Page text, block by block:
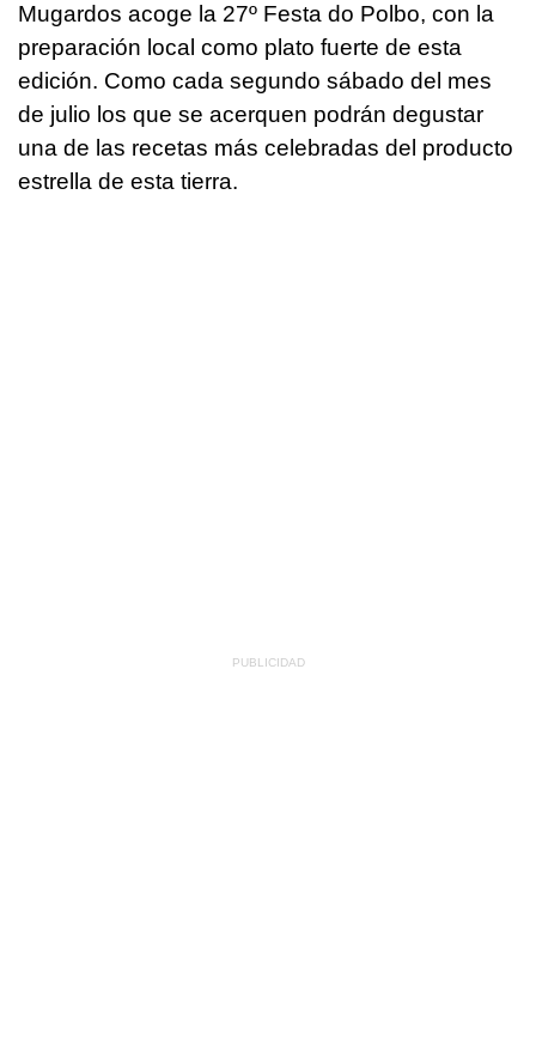
Mugardos acoge la 27º Festa do Polbo, con la
preparación local como plato fuerte de esta
edición. Como cada segundo sábado del mes
de julio los que se acerquen podrán degustar
una de las recetas más celebradas del producto
estrella de esta tierra.